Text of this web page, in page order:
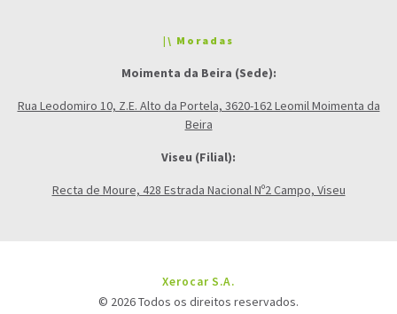
|\ Moradas
Moimenta da Beira (Sede):
Rua Leodomiro 10, Z.E. Alto da Portela, 3620-162 Leomil Moimenta da
Beira
Viseu (Filial):
Recta de Moure, 428 Estrada Nacional Nº2 Campo, Viseu
Xerocar S.A.
© 2026 Todos os direitos reservados.